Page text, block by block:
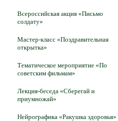
Всероссийская акция «Письмо
солдату»
Мастер-класс «Поздравительная
открытка»
Тематическое мероприятие «По
советским фильмам»
Лекция-беседа «Сберегай и
приумножай»
Нейрографика «Ракушка здоровья»